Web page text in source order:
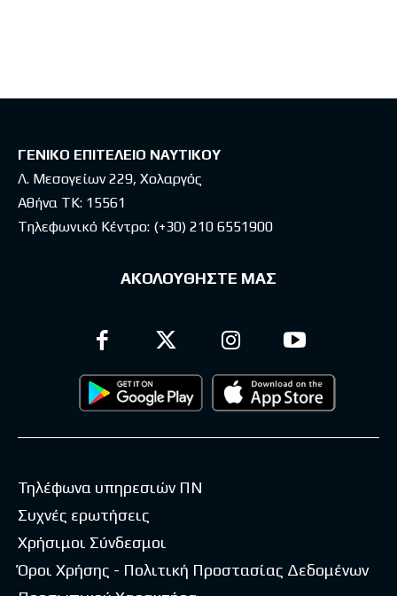
ΓΕΝΙΚΟ ΕΠΙΤΕΛΕΙΟ ΝΑΥΤΙΚΟΥ
Λ. Μεσογείων 229, Χολαργός
Αθήνα ΤΚ: 15561
Τηλεφωνικό Κέντρο: (+30) 210 6551900
ΑΚΟΛΟΥΘΗΣΤΕ ΜΑΣ
Τηλέφωνα υπηρεσιών ΠΝ
Συχνές ερωτήσεις
Χρήσιμοι Σύνδεσμοι
Όροι Χρήσης - Πολιτική Προστασίας Δεδομένων